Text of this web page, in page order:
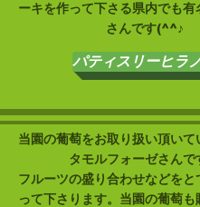
ーキを作って下さる県内でも有
さんです(^^♪
パティスリーヒラ
当園の葡萄をお取り扱い頂いて
タモルフォーゼさんで
フルーツの盛り合わせなどをと
って下さります。当園の葡萄も